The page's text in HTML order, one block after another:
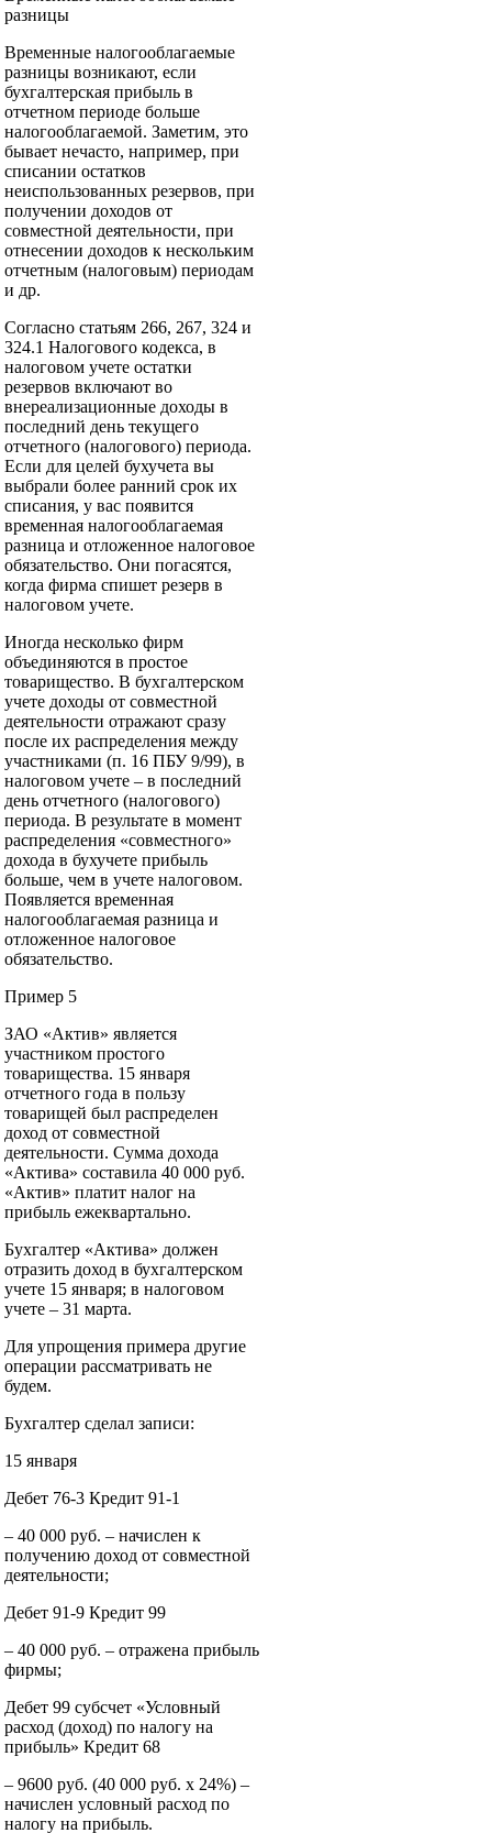
разницы
Временные налогооблагаемые
разницы возникают, если
бухгалтерская прибыль в
отчетном периоде больше
налогооблагаемой. Заметим, это
бывает нечасто, например, при
списании остатков
неиспользованных резервов, при
получении доходов от
совместной деятельности, при
отнесении доходов к нескольким
отчетным (налоговым) периодам
и др.
Согласно статьям 266, 267, 324 и
324.1 Налогового кодекса, в
налоговом учете остатки
резервов включают во
внереализационные доходы в
последний день текущего
отчетного (налогового) периода.
Если для целей бухучета вы
выбрали более ранний срок их
списания, у вас появится
временная налогооблагаемая
разница и отложенное налоговое
обязательство. Они погасятся,
когда фирма спишет резерв в
налоговом учете.
Иногда несколько фирм
объединяются в простое
товарищество. В бухгалтерском
учете доходы от совместной
деятельности отражают сразу
после их распределения между
участниками (п. 16 ПБУ 9/99), в
налоговом учете – в последний
день отчетного (налогового)
периода. В результате в момент
распределения «совместного»
дохода в бухучете прибыль
больше, чем в учете налоговом.
Появляется временная
налогооблагаемая разница и
отложенное налоговое
обязательство.
Пример 5
ЗАО «Актив» является
участником простого
товарищества. 15 января
отчетного года в пользу
товарищей был распределен
доход от совместной
деятельности. Сумма дохода
«Актива» составила 40 000 руб.
«Актив» платит налог на
прибыль ежеквартально.
Бухгалтер «Актива» должен
отразить доход в бухгалтерском
учете 15 января; в налоговом
учете – 31 марта.
Для упрощения примера другие
операции рассматривать не
будем.
Бухгалтер сделал записи:
15 января
Дебет 76-3 Кредит 91-1
– 40 000 руб. – начислен к
получению доход от совместной
деятельности;
Дебет 91-9 Кредит 99
– 40 000 руб. – отражена прибыль
фирмы;
Дебет 99 субсчет «Условный
расход (доход) по налогу на
прибыль» Кредит 68
– 9600 руб. (40 000 руб. x 24%) –
начислен условный расход по
налогу на прибыль.